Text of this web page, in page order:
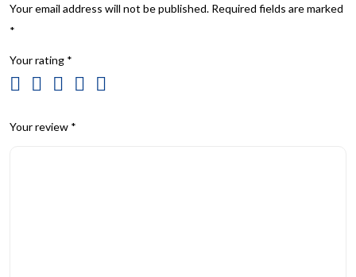
Your email address will not be published. Required fields are marked
*
Your rating *
Your review *